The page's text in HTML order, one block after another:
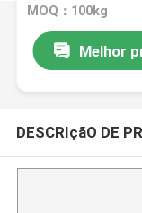
MOQ：100kg
Melhor
DESCRIçãO DE